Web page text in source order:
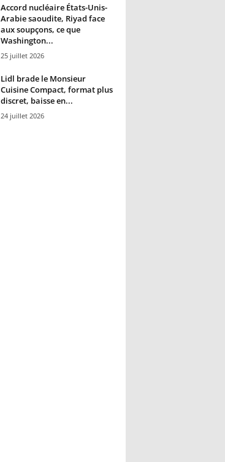
Accord nucléaire États-Unis-
Arabie saoudite, Riyad face
aux soupçons, ce que
Washington...
25 juillet 2026
Lidl brade le Monsieur
Cuisine Compact, format plus
discret, baisse en...
24 juillet 2026